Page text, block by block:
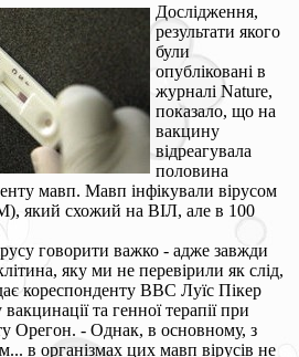
Дослідження,
результати якого
були
опубліковані в
журналі Nature,
показало, що на
вакцину
відреагувала
половина
мавп. Мавп інфікували вірусом
який схожий на ВІЛ, але в 100
говорити важко - адже завжди
яку ми не перевірили як слід,
кореспонденту ВВС Луїс Пікер
та генної терапії при
Орегон. - Однак, в основному, з
в організмах цих мавп вірусів не